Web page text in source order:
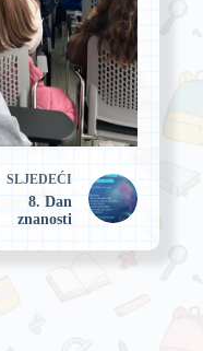
SLJEDEĆI
8. Dan
znanosti